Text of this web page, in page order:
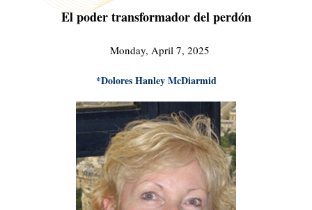
El poder transformador del perdón
Monday, April 7, 2025
*Dolores Hanley McDiarmid